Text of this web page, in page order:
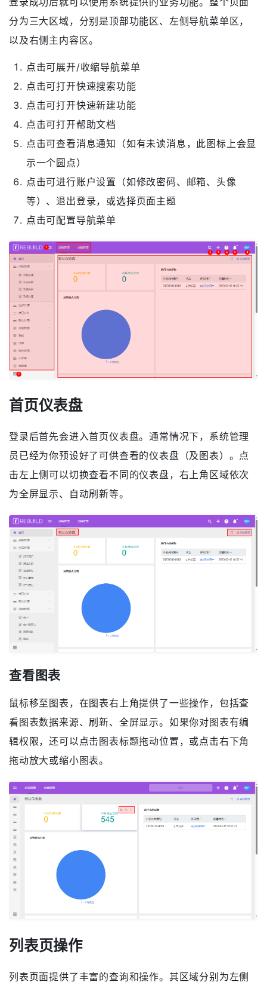
功能区介绍
登录成功后就可以使用系统提供的业务功能。整个页面
分为三大区域，分别是顶部功能区、左侧导航菜单区，
以及右侧主内容区。
点击可展开/收缩导航菜单
点击可打开快速搜索功能
点击可打开快速新建功能
点击可打开帮助文档
点击可查看消息通知（如有未读消息，此图标上会显
示一个圆点）
点击可进行账户设置（如修改密码、邮箱、头像
等）、退出登录，或选择页面主题
点击可配置导航菜单
登录后首先会进入首页仪表盘。通常情况下，系统管理
员已经为你预设好了可供查看的仪表盘（及图表）。点
击左上侧可以切换查看不同的仪表盘，右上角区域依次
为全屏显示、自动刷新等。
查看图表
鼠标移至图表，在图表右上角提供了一些操作，包括查
看图表数据来源、刷新、全屏显示。如果你对图表有编
辑权限，还可以点击图表标题拖动位置，或点击右下角
拖动放大或缩小图表。